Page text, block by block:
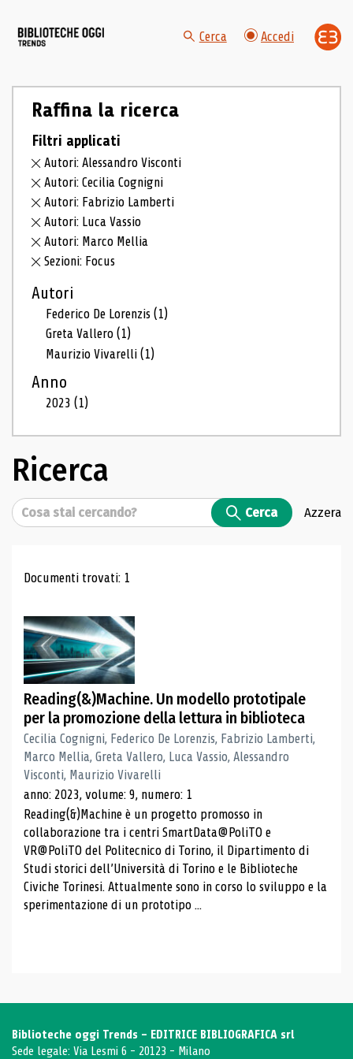
Cerca Accedi
Raffina la ricerca
Filtri applicati
Autori: Alessandro Visconti
Autori: Cecilia Cognigni
Autori: Fabrizio Lamberti
Autori: Luca Vassio
Autori: Marco Mellia
Sezioni: Focus
Autori
Federico De Lorenzis(1)
Greta Vallero(1)
Maurizio Vivarelli(1)
Anno
2023(1)
Ricerca
Cerca Cerca Azzera
Risultati di ricerca
Documenti trovati: 1
Reading(&)Machine. Un modello prototipale
per la promozione della lettura in biblioteca
Cecilia Cognigni, Federico De Lorenzis, Fabrizio Lamberti,
Marco Mellia, Greta Vallero, Luca Vassio, Alessandro
Visconti, Maurizio Vivarelli
anno: 2023, volume: 9, numero: 1
Reading(&)Machine è un progetto promosso in
collaborazione tra i centri SmartData@PoliTO e
VR@PoliTO del Politecnico di Torino, il Dipartimento di
Studi storici dell’Università di Torino e le Biblioteche
Civiche Torinesi. Attualmente sono in corso lo sviluppo e la
sperimentazione di un prototipo ...
Biblioteche oggi Trends - EDITRICE BIBLIOGRAFICA srl
Sede legale: Via Lesmi 6 - 20123 - Milano